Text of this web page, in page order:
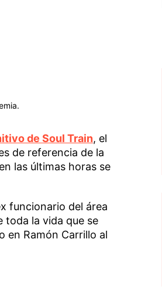
de Soul Train, el
de referencia de la
las últimas horas se
funcionario del área
toda la vida que se
en Ramón Carrillo al